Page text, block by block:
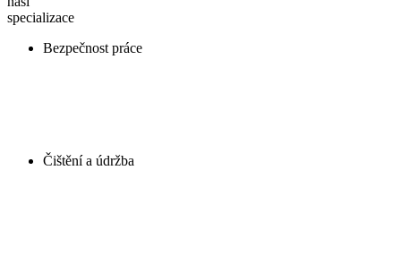
specializace
Bezpečnost práce
Čištění a údržba